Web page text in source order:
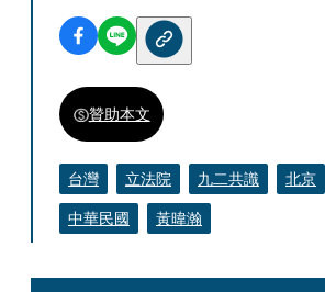
贊助本文
台灣 立法院 九二共識 北京
中華民國
黃暐瀚